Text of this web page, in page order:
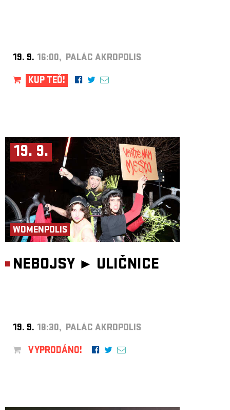
19. 9. 16:00, PALÁC AKROPOLIS
KUP TEĎ!
19. 9.
WOMENPOLIS
NEBOJSY ► ULIČNICE
19. 9. 18:30, PALÁC AKROPOLIS
VYPRODÁNO!